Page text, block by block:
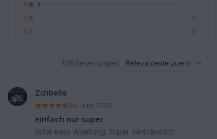
3
1
2
0
1
0
126 Bewertungen
Zizibella
26. Juni 2026
einfach nur super
total easy Anleitung. Super verständlich